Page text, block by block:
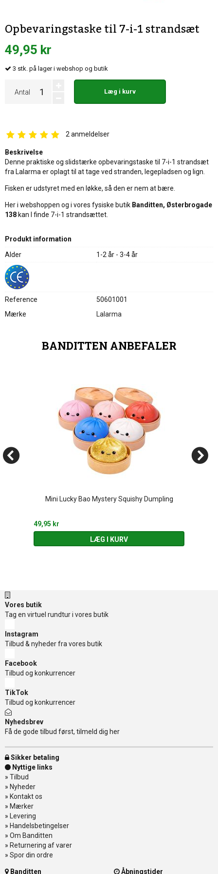
Opbevaringstaske til 7-i-1 strandsæt
49,95 kr
3 stk. på lager i webshop og butik
Antal Læg i kurv
2 anmeldelser
Beskrivelse
Denne praktiske og slidstærke opbevaringstaske til 7-i-1 strandsæt
fra Lalarma er oplagt til at tage ved stranden, legepladsen og lign.
Fisken er udstyret med en løkke, så den er nem at bære.
Her i webshoppen og i vores fysiske butik Banditten, Østerbrogade
138 kan I finde 7-i-1 strandsættet.
Produkt information
Alder
1-2 år - 3-4 år
Reference
50601001
Mærke
Lalarma
BANDITTEN ANBEFALER
Mini Lucky Bao Mystery Squishy Dumpling
49,95 kr
LÆG I KURV
Vores butik
Tag en virtuel rundtur i vores butik
Instagram
Tilbud & nyheder fra vores butik
Facebook
Tilbud og konkurrencer
TikTok
Tilbud og konkurrencer
Nyhedsbrev
Få de gode tilbud først, tilmeld dig her
Sikker betaling
Nyttige links
» Tilbud
» Nyheder
» Kontakt os
» Mærker
» Levering
» Handelsbetingelser
» Om Banditten
» Returnering af varer
» Spor din ordre
Banditten Åbningstider